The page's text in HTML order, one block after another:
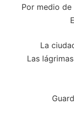
Por medio
La
Las